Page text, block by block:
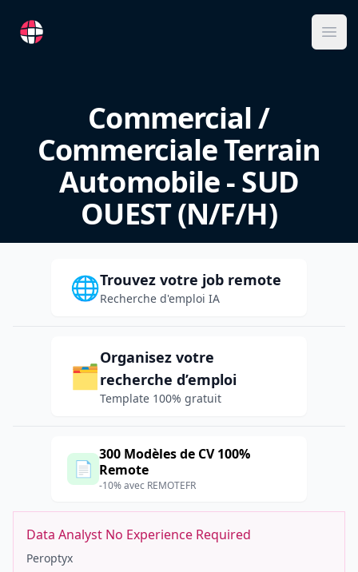
RemoteFR
Commercial /
Commerciale Terrain
Automobile - SUD
OUEST (N/F/H)
🌐Trouvez votre job remote
Recherche d'emploi IA
🗂️
Organisez votre
recherche d’emploi
Template 100% gratuit
📄
300 Modèles de CV 100%
Remote
-10% avec REMOTEFR
Data Analyst No Experience Required
Peroptyx